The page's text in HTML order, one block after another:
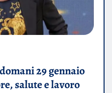
29 gennaio
salute e lavoro